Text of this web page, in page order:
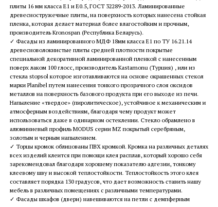
плиты 16 мм класса Е1 и Е0.5, ГОСТ 32289-2013. Ламинированные
древесностружечные плиты, на поверхность которых нанесена стойкая
пленка, которая делает материал более влагостойким и прочным,
производитель Kronospan (Республика Беларусь).
✓ Фасады из ламинированного МДФ 18мм класса Е1 по ТУ 16.21.14
древесноволокнистые плиты средней плотности покрытые
специальной декоративной ламинированной пленкой с нанесенным
поверх лаком 100 глосс, производитель Kastamonu (Турция) , или из
стекла stopsol которое изготавливаются на основе окрашенных стекол
марки Planibel путем нанесения тонкого прозрачного слоя оксидов
металлов на поверхность базового продукта при его выходе из печи.
Напыление «твердое» (пиролитическое), устойчивое к механическим и
атмосферным воздействиям, благодаря чему продукт может
использоваться даже в одинарном остеклении. Стекло обрамлено в
алюминиевый профиль MODUS серии MZ покрытый серебряным,
золотым и черным напылением.
✓ Торцы кромок облицованы ПВХ кромкой. Кромка на различных деталях
всех изделий клеится при помощи клея расплав, который хорошо себя
зарекомендовал благодаря хорошему показателю адгезии, тонкому
клеевому шву и высокой теплостойкости. Теплостойкость этого клея
составляет порядка 130 градусов, что дает возможность ставить нашу
мебель в различных помещениях с различными температурами.
✓ Фасады шкафов (двери) навешиваются на петли с демпферным